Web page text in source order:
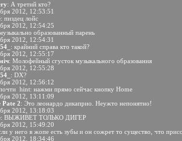
: А третий кто?
2012, 12:53:51
: пиздец лойс
2012, 12:54:25
образованный парень
2012, 12:54:31
: крайний справа кто такой?
2012, 12:55:17
: Молофейный сгусток музыкального образования
2012, 12:55:28
: DX?
2012, 12:56:12
hint: нажми прямо сейчас кнопку Home
2012, 13:11:09
Pate 2: Это леонардо дикаприо. Неужто непонятно!
2012, 13:18:03
: ВЫЖИВЕТ ТОЛЬКО ДИГЕР
2012, 15:49:20
у него в жопе есть зубы и он сожрет то существо, что
2012, 18:34:46